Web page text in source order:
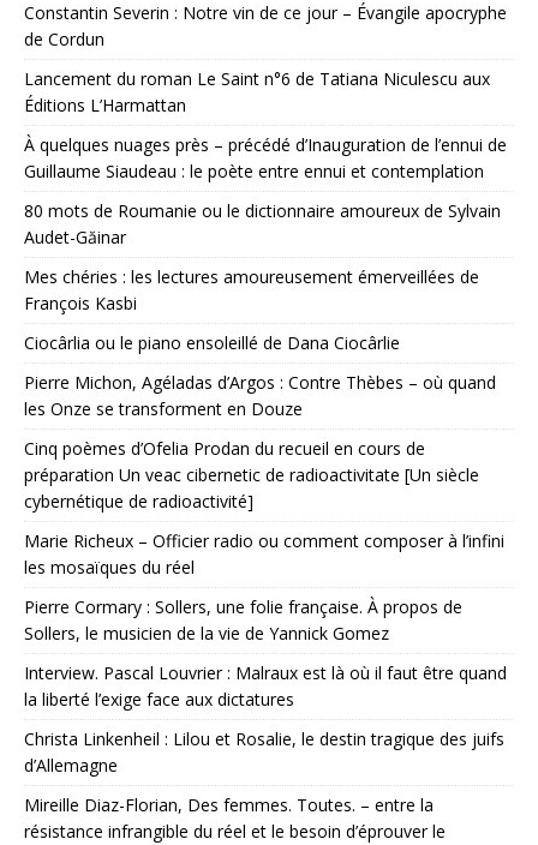
Constantin Severin : Notre vin de ce jour – Évangile apocryphe
de Cordun
Lancement du roman Le Saint n°6 de Tatiana Niculescu aux
Éditions L’Harmattan
À quelques nuages près – précédé d’Inauguration de l’ennui de
Guillaume Siaudeau : le poète entre ennui et contemplation
80 mots de Roumanie ou le dictionnaire amoureux de Sylvain
Audet-Găinar
Mes chéries : les lectures amoureusement émerveillées de
François Kasbi
Ciocârlia ou le piano ensoleillé de Dana Ciocârlie
Pierre Michon, Agéladas d’Argos : Contre Thèbes – où quand
les Onze se transforment en Douze
Cinq poèmes d’Ofelia Prodan du recueil en cours de
préparation Un veac cibernetic de radioactivitate [Un siècle
cybernétique de radioactivité]
Marie Richeux – Officier radio ou comment composer à l’infini
les mosaïques du réel
Pierre Cormary : Sollers, une folie française. À propos de
Sollers, le musicien de la vie de Yannick Gomez
Interview. Pascal Louvrier : Malraux est là où il faut être quand
la liberté l’exige face aux dictatures
Christa Linkenheil : Lilou et Rosalie, le destin tragique des juifs
d’Allemagne
Mireille Diaz-Florian, Des femmes. Toutes. – entre la
résistance infrangible du réel et le besoin d’éprouver le